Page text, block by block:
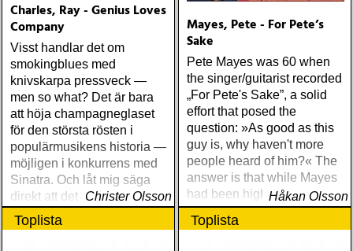
Charles, Ray - Genius Loves
Company
Visst handlar det om
smokingblues med
knivskarpa pressveck —
men so what? Det är bara
att höja champagneglaset
för den största rösten i
populärmusikens historia —
möjligen i konkurrens med
Sinatra. Och låt mig säga
direkt att det är ett mer än
värdigt avsked från Brother
Ray
Christer Olsson
Mayes, Pete - For Pete’s
Sake
Pete Mayes was 60 when
the singer/guitarist recorded
„For Pete's Sake”, a solid
effort that posed the
question: »As good as this
guy is, why haven't more
people heard of him?« The
answer is that while Mayes
had been highly regarded
in Texas blues circles, he
didn't record very many
Håkan Olsson
Toplista Toplista